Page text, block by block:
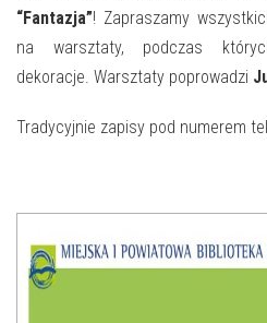
FORMY STAŁE
NASZE FILIE
POLECANE STRONY
WYDARZENIA KULTURALNE
E-INFORMATOR
O NAS
“Fantazja”! Zapraszamy
na warsztaty, podczas
dekoracje. Warsztaty poprowadzi
Tradycyjnie zapisy pod numerem